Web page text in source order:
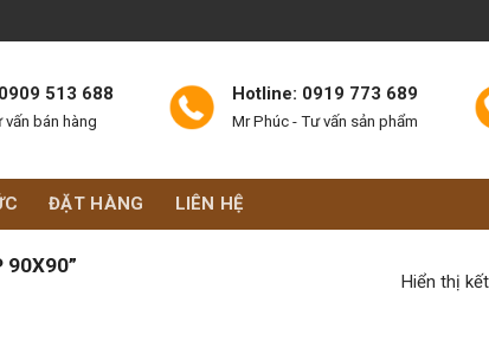
513 688
vấn bán hàng
Hotline: 0919 773 689
Mr Phúc - Tư vấn sản phẩm
ĐẶT HÀNG LIÊN HỆ
90X90”
Hiển thị